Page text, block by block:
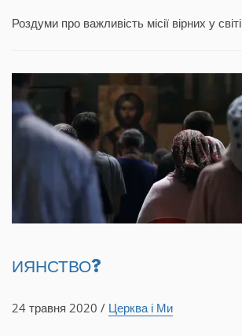
Роздуми про важливість місії вірних у світі
ИЯНСТВО?
24 травня 2020 / Церква і Ми